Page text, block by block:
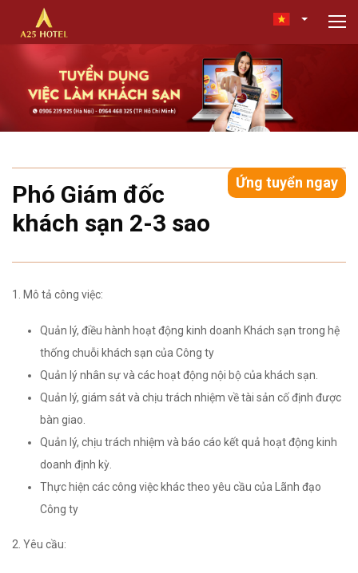
Ứng tuyển ngay
Phó Giám đốc
khách sạn 2-3 sao
1. Mô tả công việc:
Quản lý, điều hành hoạt động kinh doanh Khách sạn trong hệ
thống chuỗi khách sạn của Công ty
Quản lý nhân sự và các hoạt động nội bộ của khách sạn.
Quản lý, giám sát và chịu trách nhiệm về tài sản cố định được
bàn giao.
Quản lý, chịu trách nhiệm và báo cáo kết quả hoạt động kinh
doanh định kỳ.
Thực hiện các công việc khác theo yêu cầu của Lãnh đạo
Công ty
2. Yêu cầu: